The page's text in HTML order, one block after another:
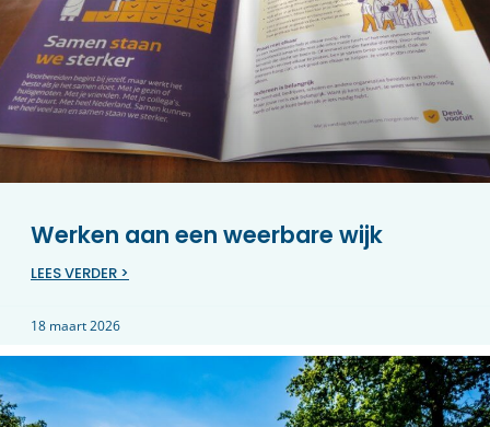
Werken aan een weerbare wijk
LEES VERDER >
18 maart 2026